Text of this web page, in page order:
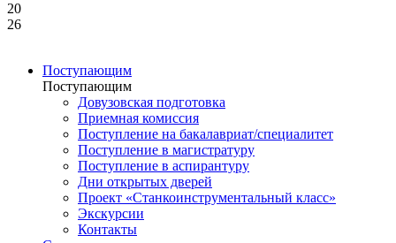
20
26
Поступающим
Поступающим
Довузовская подготовка
Приемная комиссия
Поступление на бакалавриат/специалитет
Поступление в магистратуру
Поступление в аспирантуру
Дни открытых дверей
Проект «Станкоинструментальный класс»
Экскурсии
Контакты